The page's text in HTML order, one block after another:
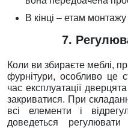
В кінці – етам
7.
Коли ви збираєте меблі,
фурнітури, особливо це
час експлуатації
закриватися. При
всі елементи і
доведеться